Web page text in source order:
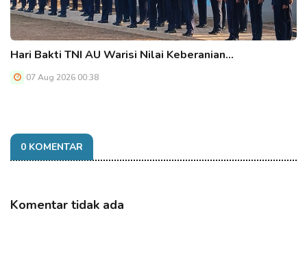
Hari Bakti TNI AU Warisi Nilai Keberanian…
07 Aug 2026 00:38
0 KOMENTAR
Komentar tidak ada